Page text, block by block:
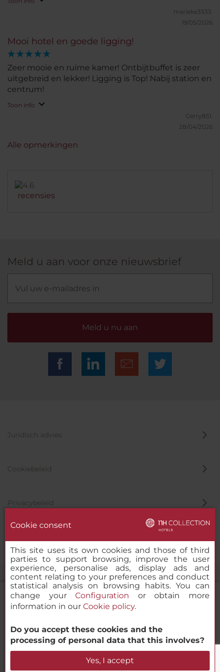
NH Collection Antwerp Centre
Beschikbaarheid controleren
marieke3333.
19/05/2026
Mooi hotel en goede ligging!
Zeer mooie en ruime kamer! Ontbijtbuffet is zeer
uitgebreid en lekker! Ligging is Top! Nabij station en
centrum!
Toon info
Gerry851.
28/04/2026
recensies
Alle opmerkingen
Meld u aan voor onze nieuwsbrief
Meld u nu aan
Juridisch advies
Cookiebeleid
Privacybeleid
© 2000-2026 MINOR HOTELS EUROPE & AMERICAS Santa Engracia
120. 28003 Madrid, Spanje
Cookie consent
This site uses its own cookies and those of third
parties to support browsing, improve the user
experience, personalise ads, display ads and
content relating to your preferences and conduct
statistical analysis on browsing habits. You can
change yourConfiguration or obtain more
information in our Cookie policy.
Do you accept these cookies and the
processing of personal data that this involves?
Yes, I accept